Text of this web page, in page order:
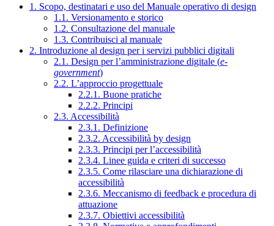
1. Scopo, destinatari e uso del Manuale operativo di design
1.1. Versionamento e storico
1.2. Consultazione del manuale
1.3. Contribuisci al manuale
2. Introduzione al design per i servizi pubblici digitali
2.1. Design per l’amministrazione digitale (e-
government)
2.2. L’approccio progettuale
2.2.1. Buone pratiche
2.2.2. Principi
2.3. Accessibilità
2.3.1. Definizione
2.3.2. Accessibilità by design
2.3.3. Principi per l’accessibilità
2.3.4. Linee guida e criteri di successo
2.3.5. Come rilasciare una dichiarazione di
accessibilità
2.3.6. Meccanismo di feedback e procedura di
attuazione
2.3.7. Obiettivi accessibilità